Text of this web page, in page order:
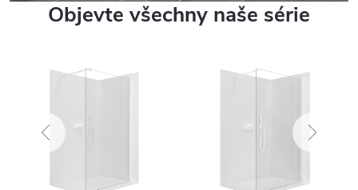
Objevte všechny naše série